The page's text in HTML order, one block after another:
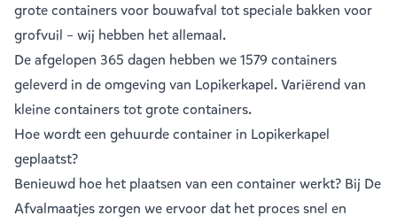
grote containers voor bouwafval tot speciale bakken voor
grofvuil – wij hebben het allemaal.
De afgelopen 365 dagen hebben we 1579 containers
geleverd in de omgeving van Lopikerkapel. Variërend van
kleine containerstotgrote containers.
Hoe wordt een gehuurde container in Lopikerkapel
geplaatst?
Benieuwd hoe het plaatsen van een container werkt? Bij De
Afvalmaatjes zorgen we ervoor dat het proces snel en